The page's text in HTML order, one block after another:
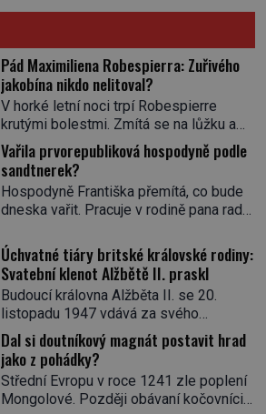
Pád Maximiliena Robespierra: Zuřivého
jakobína nikdo nelitoval?
V horké letní noci trpí Robespierre
krutými bolestmi. Zmítá se na lůžku a
hlavou mu víří kolotoč myšlenek. Když
se probere z mdlob, vzpomene si na
jednu z pařížských jasnovidek, kterou
před lety navštívil. Prorokovala mu
tragický osud. Tehdy se jí vysmál.
prohlásil o něm jiný významný
francouzský revolucionář, Honoré de
Mirabeau […]
Vařila prvorepubliková hospodyně podle
sandtnerek?
Hospodyně Františka přemítá, co bude
dneska vařit. Pracuje v rodině pana rady
rychle v jedné ze „sandtnerek“.
„Zaplaťpánbůh, že už nemusíme chodit
s lístky,“ povzdechne si směrem ke
služce, kterou má v kuchyni k ruce.
Ještě v prvních letech nové republiky
fungoval kvůli nedostatku zboží
přídělový systém. […]
Úchvatné tiáry britské královské rodiny:
Svatební klenot Alžbětě II. praskl
Budoucí královna Alžběta II. se 20.
listopadu 1947 vdává za svého
vyvoleného Filipa Mountbattena. Aby
měla na obřad ve Westminsteru podle
tradice „něco vypůjčeného“, její matka jí
věnuje jedinečný šperk ze své
soukromé kolekce – diamantovou tiáru
Dal si doutníkový magnát postavit hrad
jako z pohádky?
Střední Evropu v roce 1241 zle poplení
Mongolové. Později obávaní kočovníci